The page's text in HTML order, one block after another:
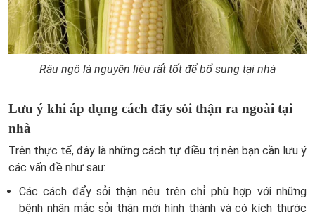
Râu ngô là nguyên liệu rất tốt để bổ sung tại nhà
Lưu ý khi áp dụng cách đẩy sỏi thận ra ngoài tại
nhà
Trên thực tế, đây là những cách tự điều trị nên bạn cần lưu ý
các vấn đề như sau:
Các cách đẩy sỏi thận nêu trên chỉ phù hợp với những
bệnh nhân mắc sỏi thận mới hình thành và có kích thước